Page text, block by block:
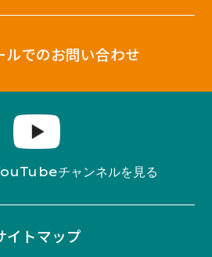
ルでのお問い合わせ
チャンネルを見る
イトマップ